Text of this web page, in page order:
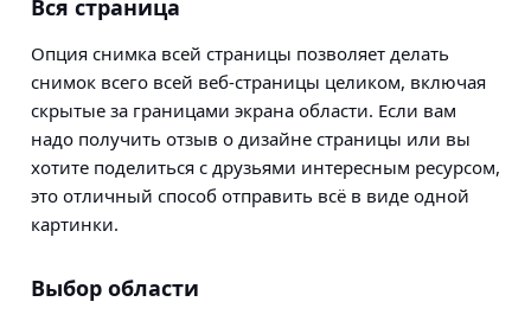
Вся страница
Опция снимка всей страницы позволяет делать
снимок всего всей веб-страницы целиком, включая
скрытые за границами экрана области. Если вам
надо получить отзыв о дизайне страницы или вы
хотите поделиться с друзьями интересным ресурсом,
это отличный способ отправить всё в виде одной
картинки.
Выбор области